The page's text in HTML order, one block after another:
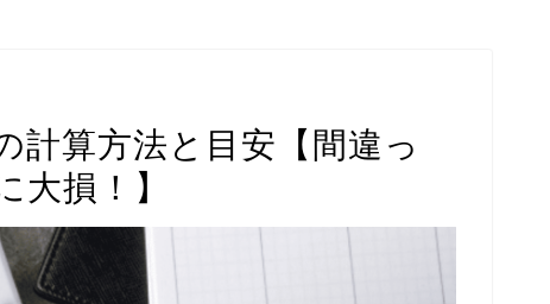
計算方法と目安【間違っ
大損！】